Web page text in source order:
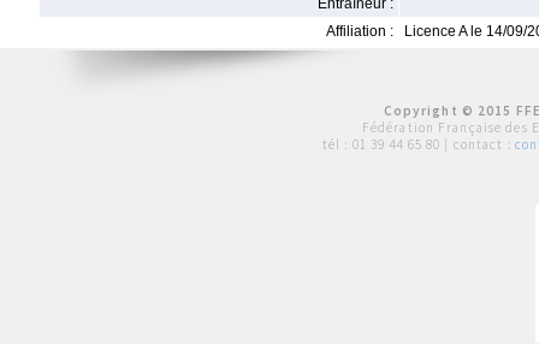
Entraîneur :
Affiliation :
Licence A le 14/09/
Copyright © 2015
Fédération Française des
tél : 01 39 44 65 80 | contact :